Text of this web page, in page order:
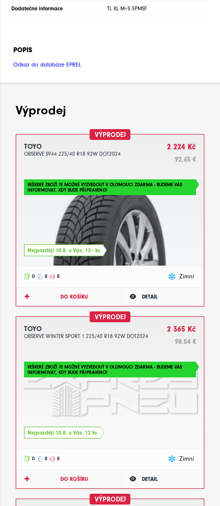
Dodatečné informace TL XL M+S 3PMSF
POPIS
Odkaz do databáze EPREL
Výprodej
VÝPRODEJ
TOYO
OBSERVE S944 225/40 R18 92W DOT2024
2 224 Kč
92.65 €
VEŠKERÉ ZBOŽÍ JE MOŽNÉ VYZVEDOUT V OLOMOUCI ZDARMA - BUDEME VÁS
INFORMOVAT, KDY BUDE PŘIPRAVENO!
Nejpozději 10.8. u Vás, 12+ ks
D B B Zimní
DO KOŠÍKU DETAIL
VÝPRODEJ
TOYO
OBSERVE WINTER SPORT 1 225/40 R18 92W DOT2024
2 365 Kč
98.54 €
VEŠKERÉ ZBOŽÍ JE MOŽNÉ VYZVEDOUT V OLOMOUCI ZDARMA - BUDEME VÁS
INFORMOVAT, KDY BUDE PŘIPRAVENO!
Nejpozději 10.8. u Vás, 12 ks
D B B Zimní
DO KOŠÍKU DETAIL
VÝPRODEJ